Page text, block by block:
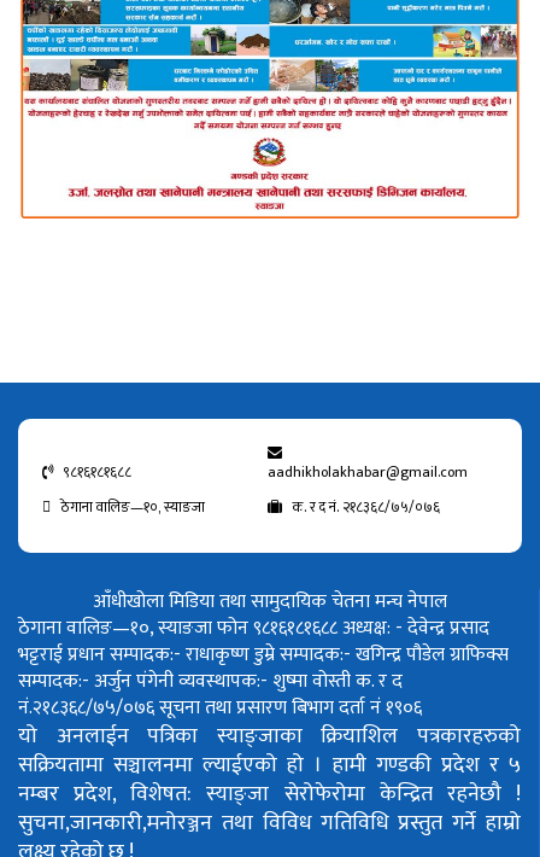
९८१६१८१६८८
aadhikholakhabar@gmail.com
ठेगाना वालिङ—१०, स्याङजा
क. र द नं. २१८३६८/७५/०७६
आँधीखोला मिडिया तथा सामुदायिक चेतना मन्च नेपाल
ठेगाना वालिङ—१०, स्याङजा फोन ९८१६१८१६८८अध्यक्ष: - देवेन्द्र प्रसाद
भट्टराईप्रधान सम्पादक:- राधाकृष्ण डुम्रेसम्पादक:- खगिन्द्र पौडेलग्राफिक्स
सम्पादक:- अर्जुन पंगेनीव्यवस्थापक:- शुष्मा वोस्तीक. र द
नं.२१८३६८/७५/०७६सूचना तथा प्रसारण बिभाग दर्ता नं १९०६
यो अनलाईन पत्रिका स्याङ्जाका क्रियाशिल पत्रकारहरुको
सक्रियतामा सञ्चालनमा ल्याईएको हो । हामी गण्डकी प्रदेश र ५
नम्बर प्रदेश, विशेषत: स्याङ्जा सेरोफेरोमा केन्द्रित रहनेछौ !
सुचना,जानकारी,मनोरञ्जन तथा विविध गतिविधि प्रस्तुत गर्ने हाम्रो